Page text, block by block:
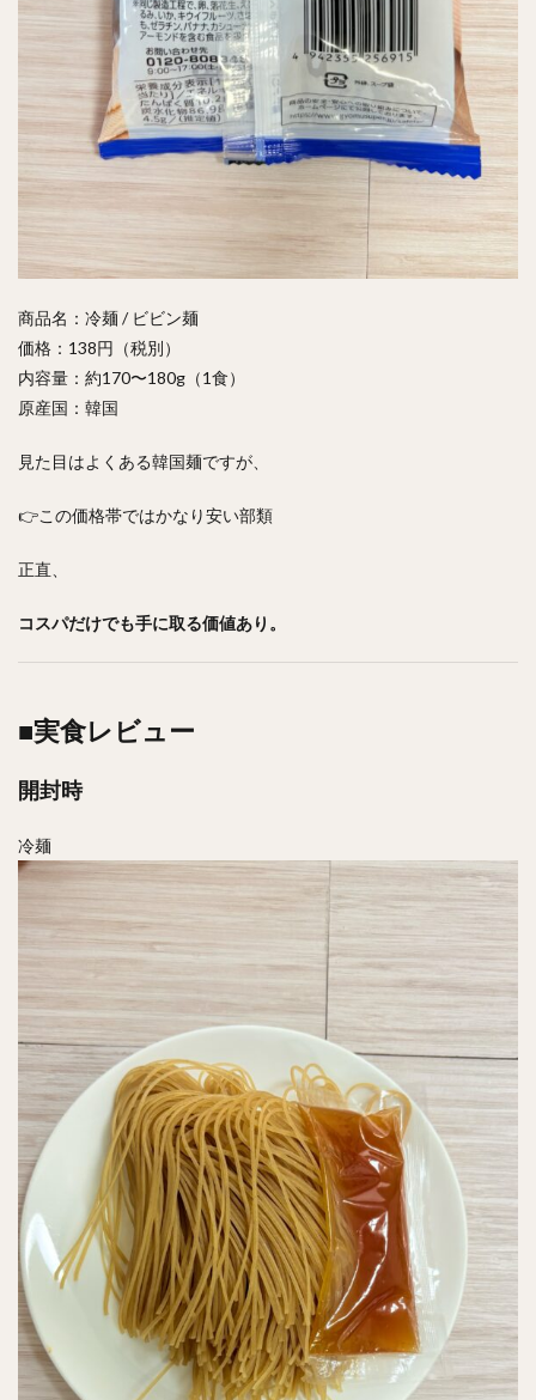
商品名：冷麺 / ビビン麺
価格：138円（税別）
内容量：約170〜180g（1食）
原産国：韓国
見た目はよくある韓国麺ですが、
👉この価格帯ではかなり安い部類
正直、
コスパだけでも手に取る価値あり。
■実食レビュー
開封時
冷麺